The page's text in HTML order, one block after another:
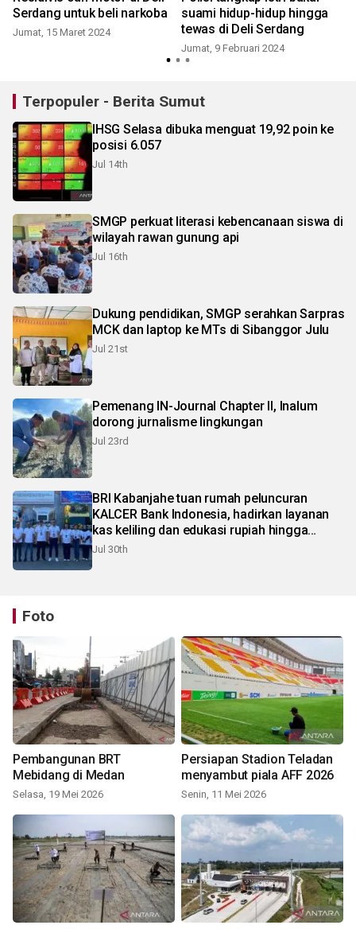
Serdang untuk beli narkoba
Jumat, 15 Maret 2024
suami hidup-hidup hingga
tewas di Deli Serdang
Jumat, 9 Februari 2024
Terpopuler - Berita Sumut
IHSG Selasa dibuka menguat 19,92 poin ke
posisi 6.057
Jul 14th
SMGP perkuat literasi kebencanaan siswa di
wilayah rawan gunung api
Jul 16th
Dukung pendidikan, SMGP serahkan Sarpras
MCK dan laptop ke MTs di Sibanggor Julu
Jul 21st
Pemenang IN-Journal Chapter II, Inalum
dorong jurnalisme lingkungan
Jul 23rd
BRI Kabanjahe tuan rumah peluncuran
KALCER Bank Indonesia, hadirkan layanan
kas keliling dan edukasi rupiah hingga
pelosok Karo
Jul 30th
Foto
Pembangunan BRT
Mebidang di Medan
Selasa, 19 Mei 2026
Persiapan Stadion Teladan
menyambut piala AFF 2026
Senin, 11 Mei 2026